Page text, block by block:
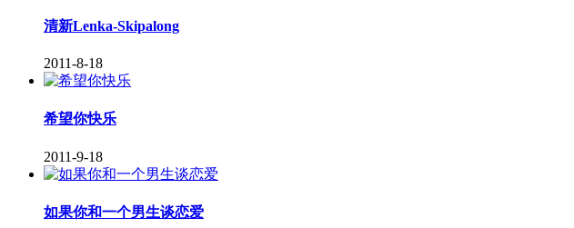
清新Lenka-Skipalong
2011-8-18
希望你快乐
2011-9-18
如果你和一个男生谈恋爱